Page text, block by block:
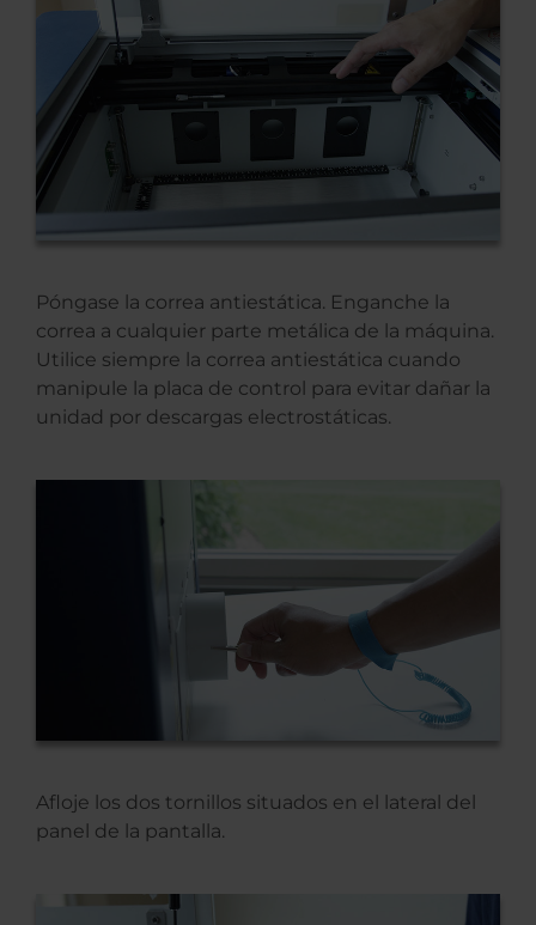
Póngase la correa antiestática. Enganche la
correa a cualquier parte metálica de la máquina.
Utilice siempre la correa antiestática cuando
manipule la placa de control para evitar dañar la
unidad por descargas electrostáticas.
Afloje los dos tornillos situados en el lateral del
panel de la pantalla.